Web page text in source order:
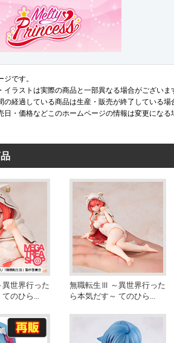
です。
ラストは実際の商品と一部異なる場合がございま
経過している商品は生産・販売が終了している場
・価格などこのホームページの情報は変更になる
世界行った
てのひら...
無職転生Ⅲ ～異世界行った
ら本気だす～ てのひら ...